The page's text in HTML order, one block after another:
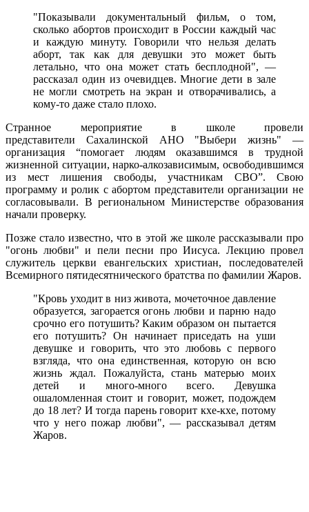
"Показывали документальный фильм, о том,
сколько абортов происходит в России каждый час
и каждую минуту. Говорили что нельзя делать
аборт, так как для девушки это может быть
летально, что она может стать бесплодной", —
рассказал один из очевидцев. Многие дети в зале
не могли смотреть на экран и отворачивались, а
кому-то даже стало плохо.
Странное мероприятие в школе провели
представители Сахалинской АНО "Выбери жизнь" —
организация “помогает людям оказавшимся в трудной
жизненной ситуации, нарко-алкозависимым, освободившимся
из мест лишения свободы, участникам СВО”. Свою
программу и ролик с абортом представители организации не
согласовывали. В региональном Министерстве образования
начали проверку.
Позже стало известно, что в этой же школе рассказывали про
"огонь любви" и пели песни про Иисуса. Лекцию провел
служитель церкви евангельских христиан, последователей
Всемирного пятидесятнического братства по фамилии Жаров.
"Кровь уходит в низ живота, мочеточное давление
образуется, загорается огонь любви и парню надо
срочно его потушить? Каким образом он пытается
его потушить? Он начинает приседать на уши
девушке и говорить, что это любовь с первого
взгляда, что она единственная, которую он всю
жизнь ждал. Пожалуйста, стань матерью моих
детей и много-много всего. Девушка
ошаломленная стоит и говорит, может, подождем
до 18 лет? И тогда парень говорит кхе-кхе, потому
что у него пожар любви", — рассказывал детям
Жаров.